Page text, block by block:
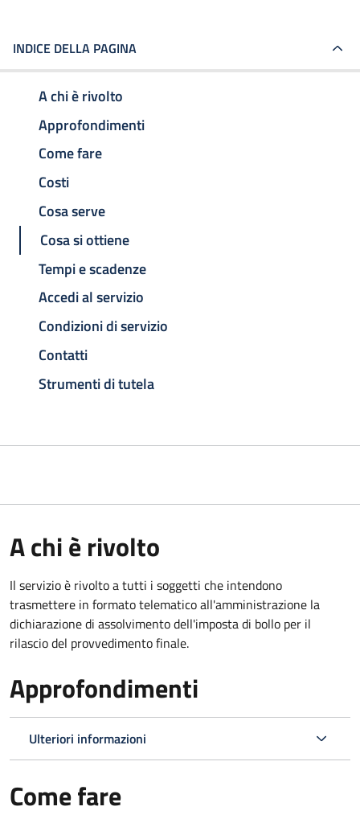
INDICE DELLA PAGINA
A chi è rivolto
Approfondimenti
Come fare
Costi
Cosa serve
Cosa si ottiene
Tempi e scadenze
Accedi al servizio
Condizioni di servizio
Contatti
Strumenti di tutela
A chi è rivolto
Il servizio è rivolto a tutti i soggetti che intendono
trasmettere in formato telematico all'amministrazione la
dichiarazione di assolvimento dell'imposta di bollo per il
rilascio del provvedimento finale.
Approfondimenti
Ulteriori informazioni
Come fare